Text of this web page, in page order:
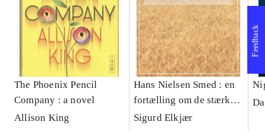
The Phoenix Pencil
Company : a novel
Allison King
Hans Nielsen Smed : en
fortælling om de stærke
jyder i Korning
Sigurd Elkjær
Feedback